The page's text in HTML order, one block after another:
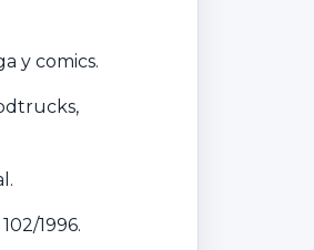
y comics.
1996.